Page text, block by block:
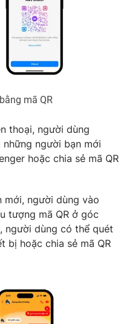
Phạm Quốc Thắng,
355 932
897
nếu không có sự chấp
mã QR
thoại, người dùng
người bạn mới
hoặc chia sẻ mã QR
người dùng vào
tượng mã QR ở góc
người dùng có thể quét
bị hoặc chia sẻ mã QR